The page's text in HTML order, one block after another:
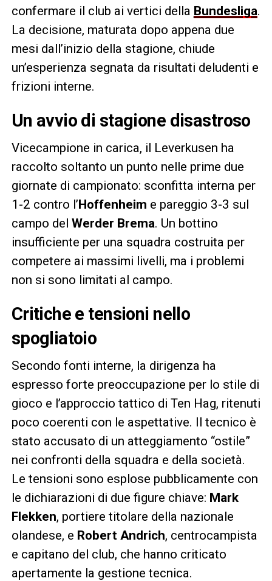
confermare il club ai vertici della Bundesliga.
La decisione, maturata dopo appena due
mesi dall’inizio della stagione, chiude
un’esperienza segnata da risultati deludenti e
frizioni interne.
Un avvio di stagione disastroso
Vicecampione in carica, il Leverkusen ha
raccolto soltanto un punto nelle prime due
giornate di campionato: sconfitta interna per
1-2 contro l’Hoffenheim e pareggio 3-3 sul
campo del Werder Brema. Un bottino
insufficiente per una squadra costruita per
competere ai massimi livelli, ma i problemi
non si sono limitati al campo.
Critiche e tensioni nello
spogliatoio
Secondo fonti interne, la dirigenza ha
espresso forte preoccupazione per lo stile di
gioco e l’approccio tattico di Ten Hag, ritenuti
poco coerenti con le aspettative. Il tecnico è
stato accusato di un atteggiamento “ostile”
nei confronti della squadra e della società.
Le tensioni sono esplose pubblicamente con
le dichiarazioni di due figure chiave: Mark
Flekken, portiere titolare della nazionale
olandese, e Robert Andrich, centrocampista
e capitano del club, che hanno criticato
apertamente la gestione tecnica.